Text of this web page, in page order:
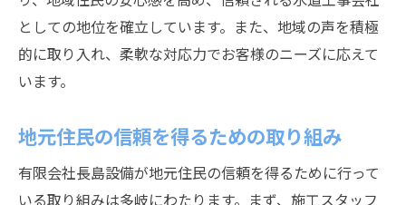
としての地位を確立しています。また、地域の声を積極
的に取り入れ、柔軟な対応力でお客様のニーズに応えて
います。
地元住民の信頼を得るための取り組み
有限会社長島設備が地元住民の信頼を得るために行って
いる取り組みは多岐にわたります。まず、施工スタッフ